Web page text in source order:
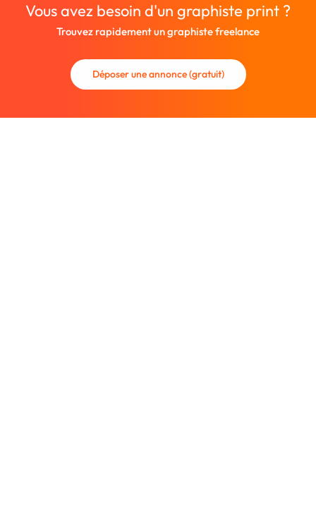
Vous avez besoin d'un graphiste print ?
Trouvez rapidement un graphiste freelance
Déposer une annonce (gratuit)